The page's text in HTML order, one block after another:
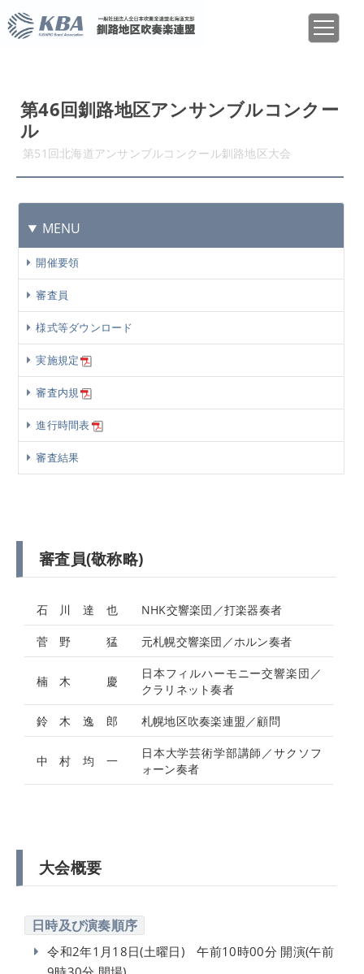
第46回釧路地区アンサンブルコンクー
ル
第51回北海道アンサンブルコンクール釧路地区大会
MENU
開催要領
審査員
様式等ダウンロード
実施規定
審査内規
進行時間表
審査結果
審査員(敬称略)
石 川 達 也 NHK交響楽団／打楽器奏者
菅 野 猛 元札幌交響楽団／ホルン奏者
楠 木 慶
日本フィルハーモニー交響楽団／
クラリネット奏者
鈴 木 逸 郎 札幌地区吹奏楽連盟／顧問
中 村 均 一
日本大学芸術学部講師／サクソフ
ォーン奏者
大会概要
日時及び演奏順序
令和2年1月18日(土曜日) 午前10時00分 開演(午前